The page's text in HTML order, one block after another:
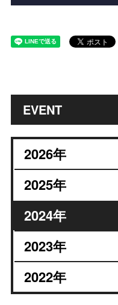
EVENT
2026年
2025年
2024年
2023年
2022年